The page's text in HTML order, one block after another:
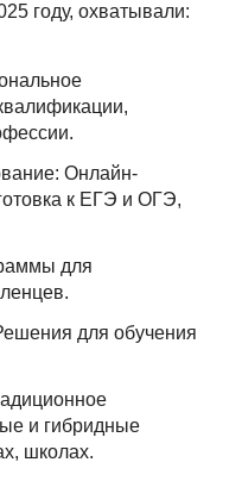
году, охватывали:
Онлайн-
к ЕГЭ и ОГЭ,
для
для обучения
и гибридные
школах.